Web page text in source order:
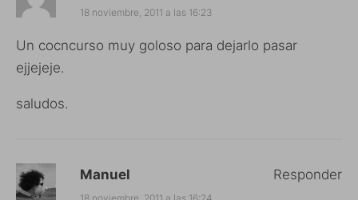
18 noviembre, 2011 a las 16:23
Un cocncurso muy goloso para dejarlo pasar
ejjejeje.
saludos.
Manuel
18 noviembre, 2011 a las 16:24
Responder